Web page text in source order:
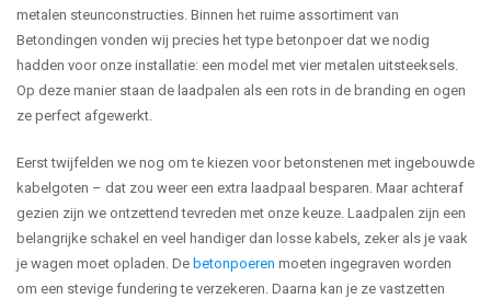
metalen steunconstructies. Binnen het ruime assortiment van
Betondingen vonden wij precies het type betonpoer dat we nodig
hadden voor onze installatie: een model met vier metalen uitsteeksels.
Op deze manier staan de laadpalen als een rots in de branding en ogen
ze perfect afgewerkt.
Eerst twijfelden we nog om te kiezen voor betonstenen met ingebouwde
kabelgoten – dat zou weer een extra laadpaal besparen. Maar achteraf
gezien zijn we ontzettend tevreden met onze keuze. Laadpalen zijn een
belangrijke schakel en veel handiger dan losse kabels, zeker als je vaak
je wagen moet opladen. De betonpoeren moeten ingegraven worden
om een stevige fundering te verzekeren. Daarna kan je ze vastzetten